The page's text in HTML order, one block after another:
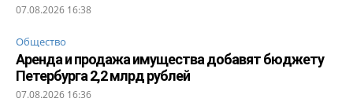
07.08.2026 16:38
Общество
Аренда и продажа имущества добавят бюджету
Петербурга 2,2 млрд рублей
07.08.2026 16:36